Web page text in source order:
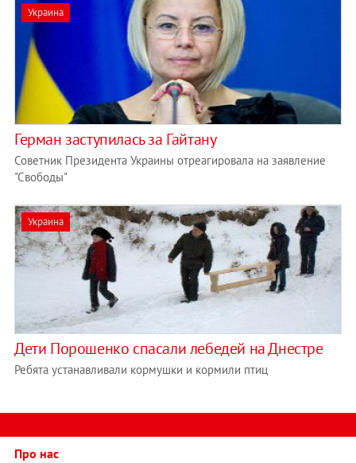
Украина
Герман заступилась за Гайтану
Советник Президента Украины отреагировала на заявление
"Свободы"
Украина
Дети Порошенко спасали лебедей на Днестре
Ребята устанавливали кормушки и кормили птиц
Про нас